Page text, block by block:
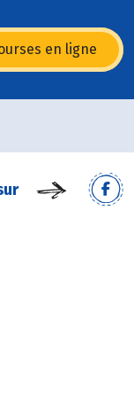
en ligne
une nouvelle